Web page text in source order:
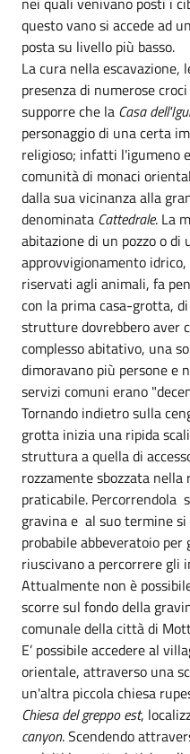
questo vano si accede ad
posta su livello più basso.
La cura nella
presenza di numerose
supporre che la Casa
personaggio di una certa
religioso; infatti l'igumeno
comunità di monaci
dalla sua vicinanza alla
denominata Cattedrale. La
abitazione di un pozzo o
approvvigionamento
riservati agli animali, fa
con la prima casa-grotta,
strutture dovrebbero aver
complesso abitativo, una
dimoravano più persone e
servizi comuni erano
Tornando indietro sulla
grotta inizia una ripida
struttura a quella di
rozzamente sbozzata
praticabile. Percorrendola
gravina e al suo termine
probabile abbeveratoio
riuscivano a percorrere gli
Attualmente non è
scorre sul fondo della
comunale della città di
E’ possibile accedere al
orientale, attraverso una
un'altra piccola chiesa
Chiesa del greppo est,
canyon. Scendendo